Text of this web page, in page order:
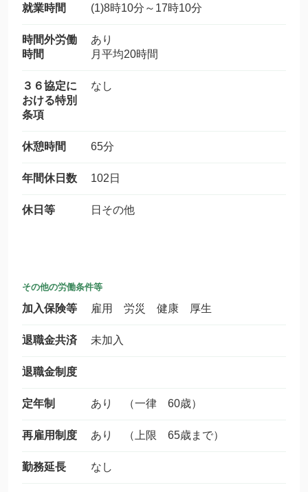
就業時間 (1)8時10分～17時10分
時間外労働
時間
あり
月平均20時間
３６協定に
おける特別
条項
なし
休憩時間 65分
年間休日数 102日
休日等 日その他
その他の労働条件等
加入保険等 雇用 労災 健康 厚生
退職金共済 未加入
退職金制度
定年制 あり （一律 60歳）
再雇用制度 あり （上限 65歳まで）
勤務延長 なし